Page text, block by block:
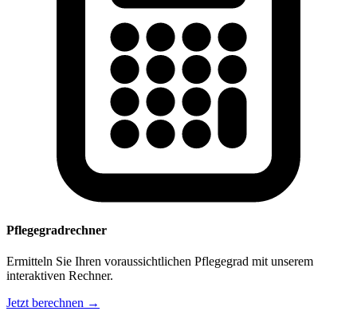
Pflegegradrechner
Ermitteln Sie Ihren voraussichtlichen Pflegegrad mit unserem
interaktiven Rechner.
Jetzt berechnen →